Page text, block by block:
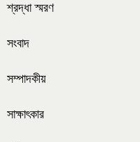
শ্রদ্ধা স্মরণ
সংবাদ
সম্পাদকীয়
সাক্ষাৎকার